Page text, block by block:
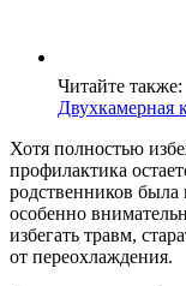
Читайте также:
Двухкамерная
Хотя полностью
профилактика
родственников была
особенно
избегать травм,
от переохлаждения.